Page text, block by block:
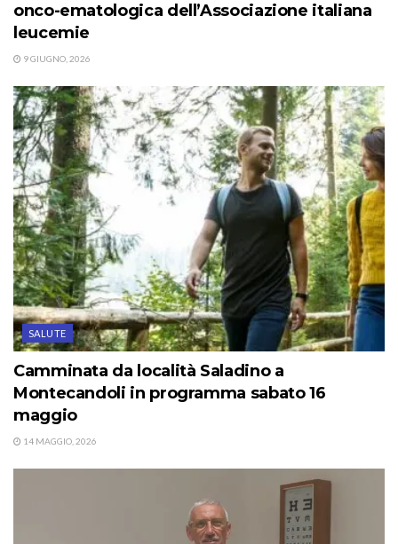
onco-ematologica dell’Associazione italiana
leucemie
9 GIUGNO, 2026
SALUTE
Camminata da località Saladino a
Montecandoli in programma sabato 16
maggio
14 MAGGIO, 2026